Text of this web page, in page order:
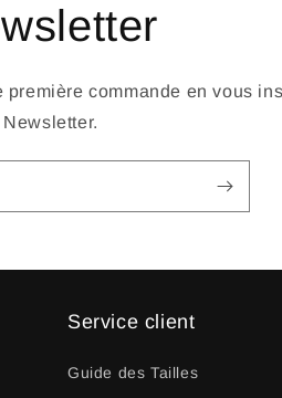
commande en vous
Newsletter.
Service client
Guide des Tailles